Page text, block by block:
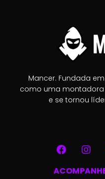
Mancer. Fundada
como uma
e se tornou